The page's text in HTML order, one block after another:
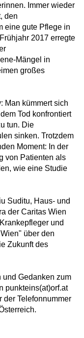
Immer wieder
den
eine gute Pflege in
2017 erregte
Mängel in
großes
Man kümmert sich
Tod konfrontiert
tun. Die
sinken. Trotzdem
Moment: In der
von Patienten als
wie eine Studie
Suditu, Haus- und
der Caritas Wien
und
über den
Zukunft des
und Gedanken zum
punkteins(at)orf.at
der Telefonnummer